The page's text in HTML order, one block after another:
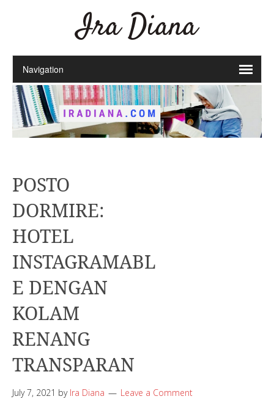
Ira Diana
POSTO
DORMIRE:
HOTEL
INSTAGRAMABL
E DENGAN
KOLAM
RENANG
TRANSPARAN
July 7, 2021 by Ira Diana Leave a Comment